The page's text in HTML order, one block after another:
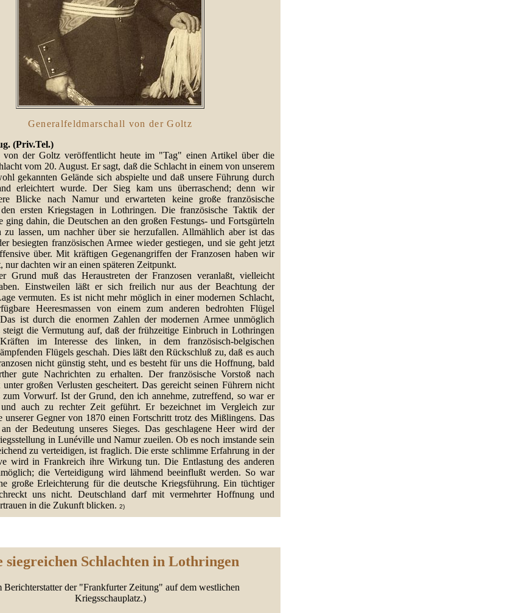
Generalfeldmarschall von der Goltz
(Priv.Tel.)
von der Goltz veröffentlicht heute im "Tag" einen Artikel über die
vom 20. August. Er sagt, daß die Schlacht in einem von unserem
gekannten Gelände sich abspielte und daß unsere Führung durch
erleichtert wurde. Der Sieg kam uns überraschend; denn wir
Blicke nach Namur und erwarteten keine große französische
ersten Kriegstagen in Lothringen. Die französische Taktik der
ging dahin, die Deutschen an den großen Festungs- und Fortsgürteln
zu lassen, um nachher über sie herzufallen. Allmählich aber ist das
besiegten französischen Armee wieder gestiegen, und sie geht jetzt
über. Mit kräftigen Gegenangriffen der Franzosen haben wir
nur dachten wir an einen späteren Zeitpunkt.
Grund muß das Heraustreten der Franzosen veranlaßt, vielleicht
Einstweilen läßt er sich freilich nur aus der Beachtung der
vermuten. Es ist nicht mehr möglich in einer modernen Schlacht,
Heeresmassen von einem zum anderen bedrohten Flügel
ist durch die enormen Zahlen der modernen Armee unmöglich
steigt die Vermutung auf, daß der frühzeitige Einbruch in Lothringen
im Interesse des linken, in dem französisch-belgischen
Flügels geschah. Dies läßt den Rückschluß zu, daß es auch
nicht günstig steht, und es besteht für uns die Hoffnung, bald
gute Nachrichten zu erhalten. Der französische Vorstoß nach
großen Verlusten gescheitert. Das gereicht seinen Führern nicht
zum Vorwurf. Ist der Grund, den ich annehme, zutreffend, so war er
und auch zu rechter Zeit geführt. Er bezeichnet im Vergleich zur
unserer Gegner von 1870 einen Fortschritt trotz des Mißlingens. Das
der Bedeutung unseres Sieges. Das geschlagene Heer wird der
in Lunéville und Namur zueilen. Ob es noch imstande sein
zu verteidigen, ist fraglich. Die erste schlimme Erfahrung in der
wird in Frankreich ihre Wirkung tun. Die Entlastung des anderen
die Verteidigung wird lähmend beeinflußt werden. So war
große Erleichterung für die deutsche Kriegsführung. Ein tüchtiger
uns nicht. Deutschland darf mit vermehrter Hoffnung und
in die Zukunft blicken. 2)
siegreichen Schlachten in Lothringen
Berichterstatter der "Frankfurter Zeitung" auf dem westlichen
Kriegsschauplatz.)